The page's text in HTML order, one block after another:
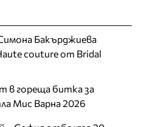
Бакърджиева
couture от Bridal
в гореща битка за
Мис Варна 2026